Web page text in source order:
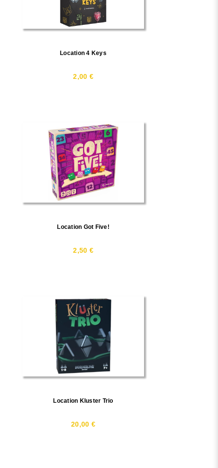
Location 4 Keys
2,00 €
Location Got Five!
2,50 €
Location Kluster Trio
20,00 €